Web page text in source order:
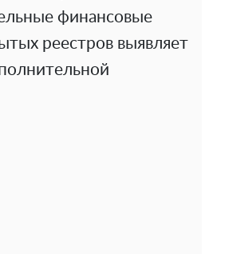
финансовые
реестров выявляет